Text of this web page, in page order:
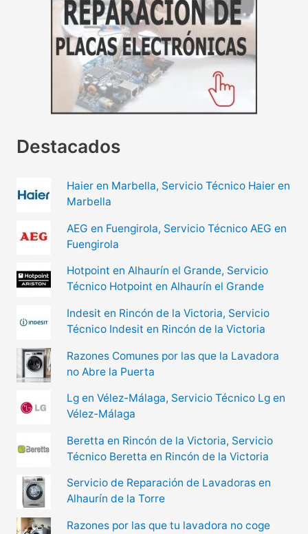
Destacados
Haier en Marbella, Servicio Técnico Haier en
Marbella
AEG en Fuengirola, Servicio Técnico AEG en
Fuengirola
Hotpoint en Alhaurín el Grande, Servicio
Técnico Hotpoint en Alhaurín el Grande
Indesit en Rincón de la Victoria, Servicio
Técnico Indesit en Rincón de la Victoria
Razones Comunes por las que la Lavadora
no Abre la Puerta
Lg en Vélez-Málaga, Servicio Técnico Lg en
Vélez-Málaga
Beretta en Rincón de la Victoria, Servicio
Técnico Beretta en Rincón de la Victoria
Servicio de Reparación de Lavadoras en
Alhaurín de la Torre
Razones por las que tu lavadora no coge